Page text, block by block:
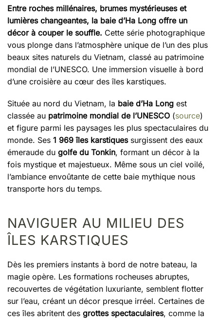
Entre roches millénaires, brumes mystérieuses et
lumières changeantes, la baie d’Ha Long offre un
décor à couper le souffle. Cette série photographique
vous plonge dans l’atmosphère unique de l’un des plus
beaux sites naturels du Vietnam, classé au patrimoine
mondial de l’UNESCO. Une immersion visuelle à bord
d’une croisière au cœur des îles karstiques.
Située au nord du Vietnam, la baie d’Ha Long est
classée au patrimoine mondial de l’UNESCO (source)
et figure parmi les paysages les plus spectaculaires du
monde. Ses 1 969 îles karstiquessurgissent des eaux
émeraude du golfe du Tonkin, formant un décor à la
fois mystique et majestueux. Même sous un ciel voilé,
l’ambiance envoûtante de cette baie mythique nous
transporte hors du temps.
NAVIGUER AU MILIEU DES
ÎLES KARSTIQUES
Dès les premiers instants à bord de notre bateau, la
magie opère. Les formations rocheuses abruptes,
recouvertes de végétation luxuriante, semblent flotter
sur l’eau, créant un décor presque irréel. Certaines de
ces îles abritent des grottes spectaculaires, comme la